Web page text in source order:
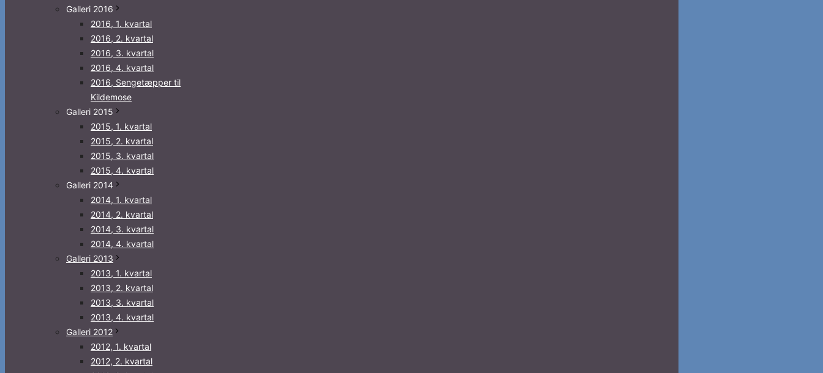
Galleri 2016
2016, 1. kvartal
2016, 2. kvartal
2016, 3. kvartal
2016, 4. kvartal
2016, Sengetæpper til
Kildemose
Galleri 2015
2015, 1. kvartal
2015, 2. kvartal
2015, 3. kvartal
2015, 4. kvartal
Galleri 2014
2014, 1. kvartal
2014, 2. kvartal
2014, 3. kvartal
2014, 4. kvartal
Galleri 2013
2013, 1. kvartal
2013, 2. kvartal
2013, 3. kvartal
2013, 4. kvartal
Galleri 2012
2012, 1. kvartal
2012, 2. kvartal